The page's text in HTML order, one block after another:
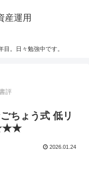
産運用
。日々勉強中です。
評
ちょう式 低リ
2026.01.24